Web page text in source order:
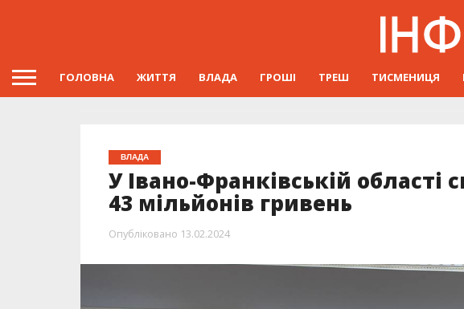
ГОЛОВНА ЖИТТЯ ВЛАДА ГРОШІ ТРЕШ ТИСМЕНИЦЯ
ВЛАДА
У Івано-Франківській області
43 мільйонів гривень
Опубліковано 13.02.2024